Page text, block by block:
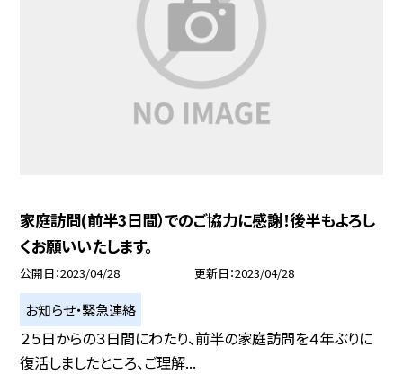
家庭訪問(前半3日間）でのご協力に感謝！後半もよろし
くお願いいたします。
公開日 2023/04/28 更新日 2023/04/28
お知らせ・緊急連絡
２５日からの３日間にわたり、前半の家庭訪問を４年ぶりに
復活しましたところ、ご理解...